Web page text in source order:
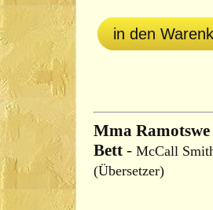
in den
Mma
Bett - McCall
(Übersetzer)